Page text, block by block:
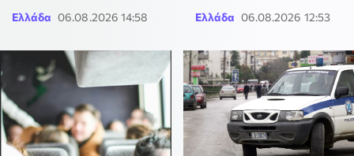
Ελλάδα 06.08.2026 14:58 Ελλάδα 06.08.2026 12:53